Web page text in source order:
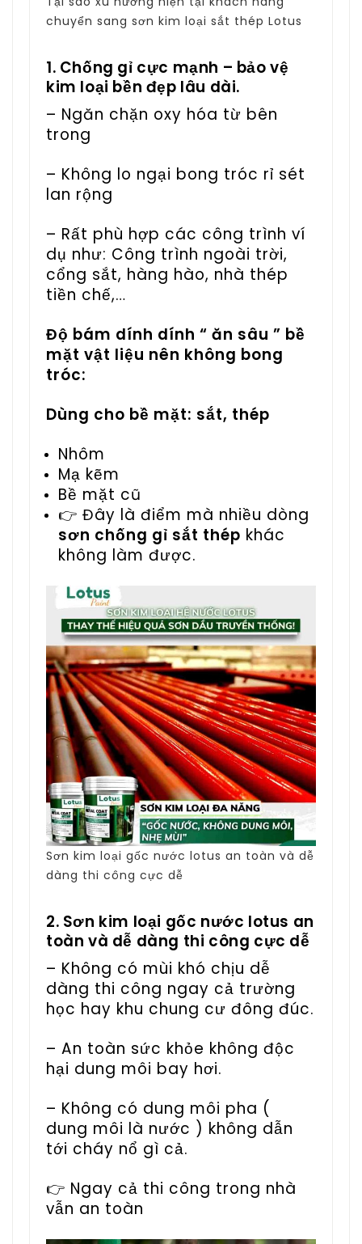
chuyển sang sơn kim loại sắt thép Lotus
1. Chống gỉ cực mạnh – bảo vệ
kim loại bền đẹp lâu dài.
– Ngăn chặn oxy hóa từ bên
trong
– Không lo ngại bong tróc rỉ sét
lan rộng
– Rất phù hợp các công trình ví
dụ như: Công trình ngoài trời,
cổng sắt, hàng hào, nhà thép
tiền chế,…
Độ bám dính dính “ ăn sâu ” bề
mặt vật liệu nên không bong
tróc:
Dùng cho bề mặt: sắt, thép
Nhôm
Mạ kẽm
Bề mặt cũ
👉 Đây là điểm mà nhiều dòng
sơn chống gỉ sắt thép khác
không làm được.
Sơn kim loại gốc nước lotus an toàn và dễ
dàng thi công cực dễ
2. Sơn kim loại gốc nước lotus an
toàn và dễ dàng thi công cực dễ
– Không có mùi khó chịu dễ
dàng thi công ngay cả trường
học hay khu chung cư đông đúc.
– An toàn sức khỏe không độc
hại dung môi bay hơi.
– Không có dung môi pha (
dung môi là nước ) không dẫn
tới cháy nổ gì cả.
👉 Ngay cả thi công trong nhà
vẫn an toàn